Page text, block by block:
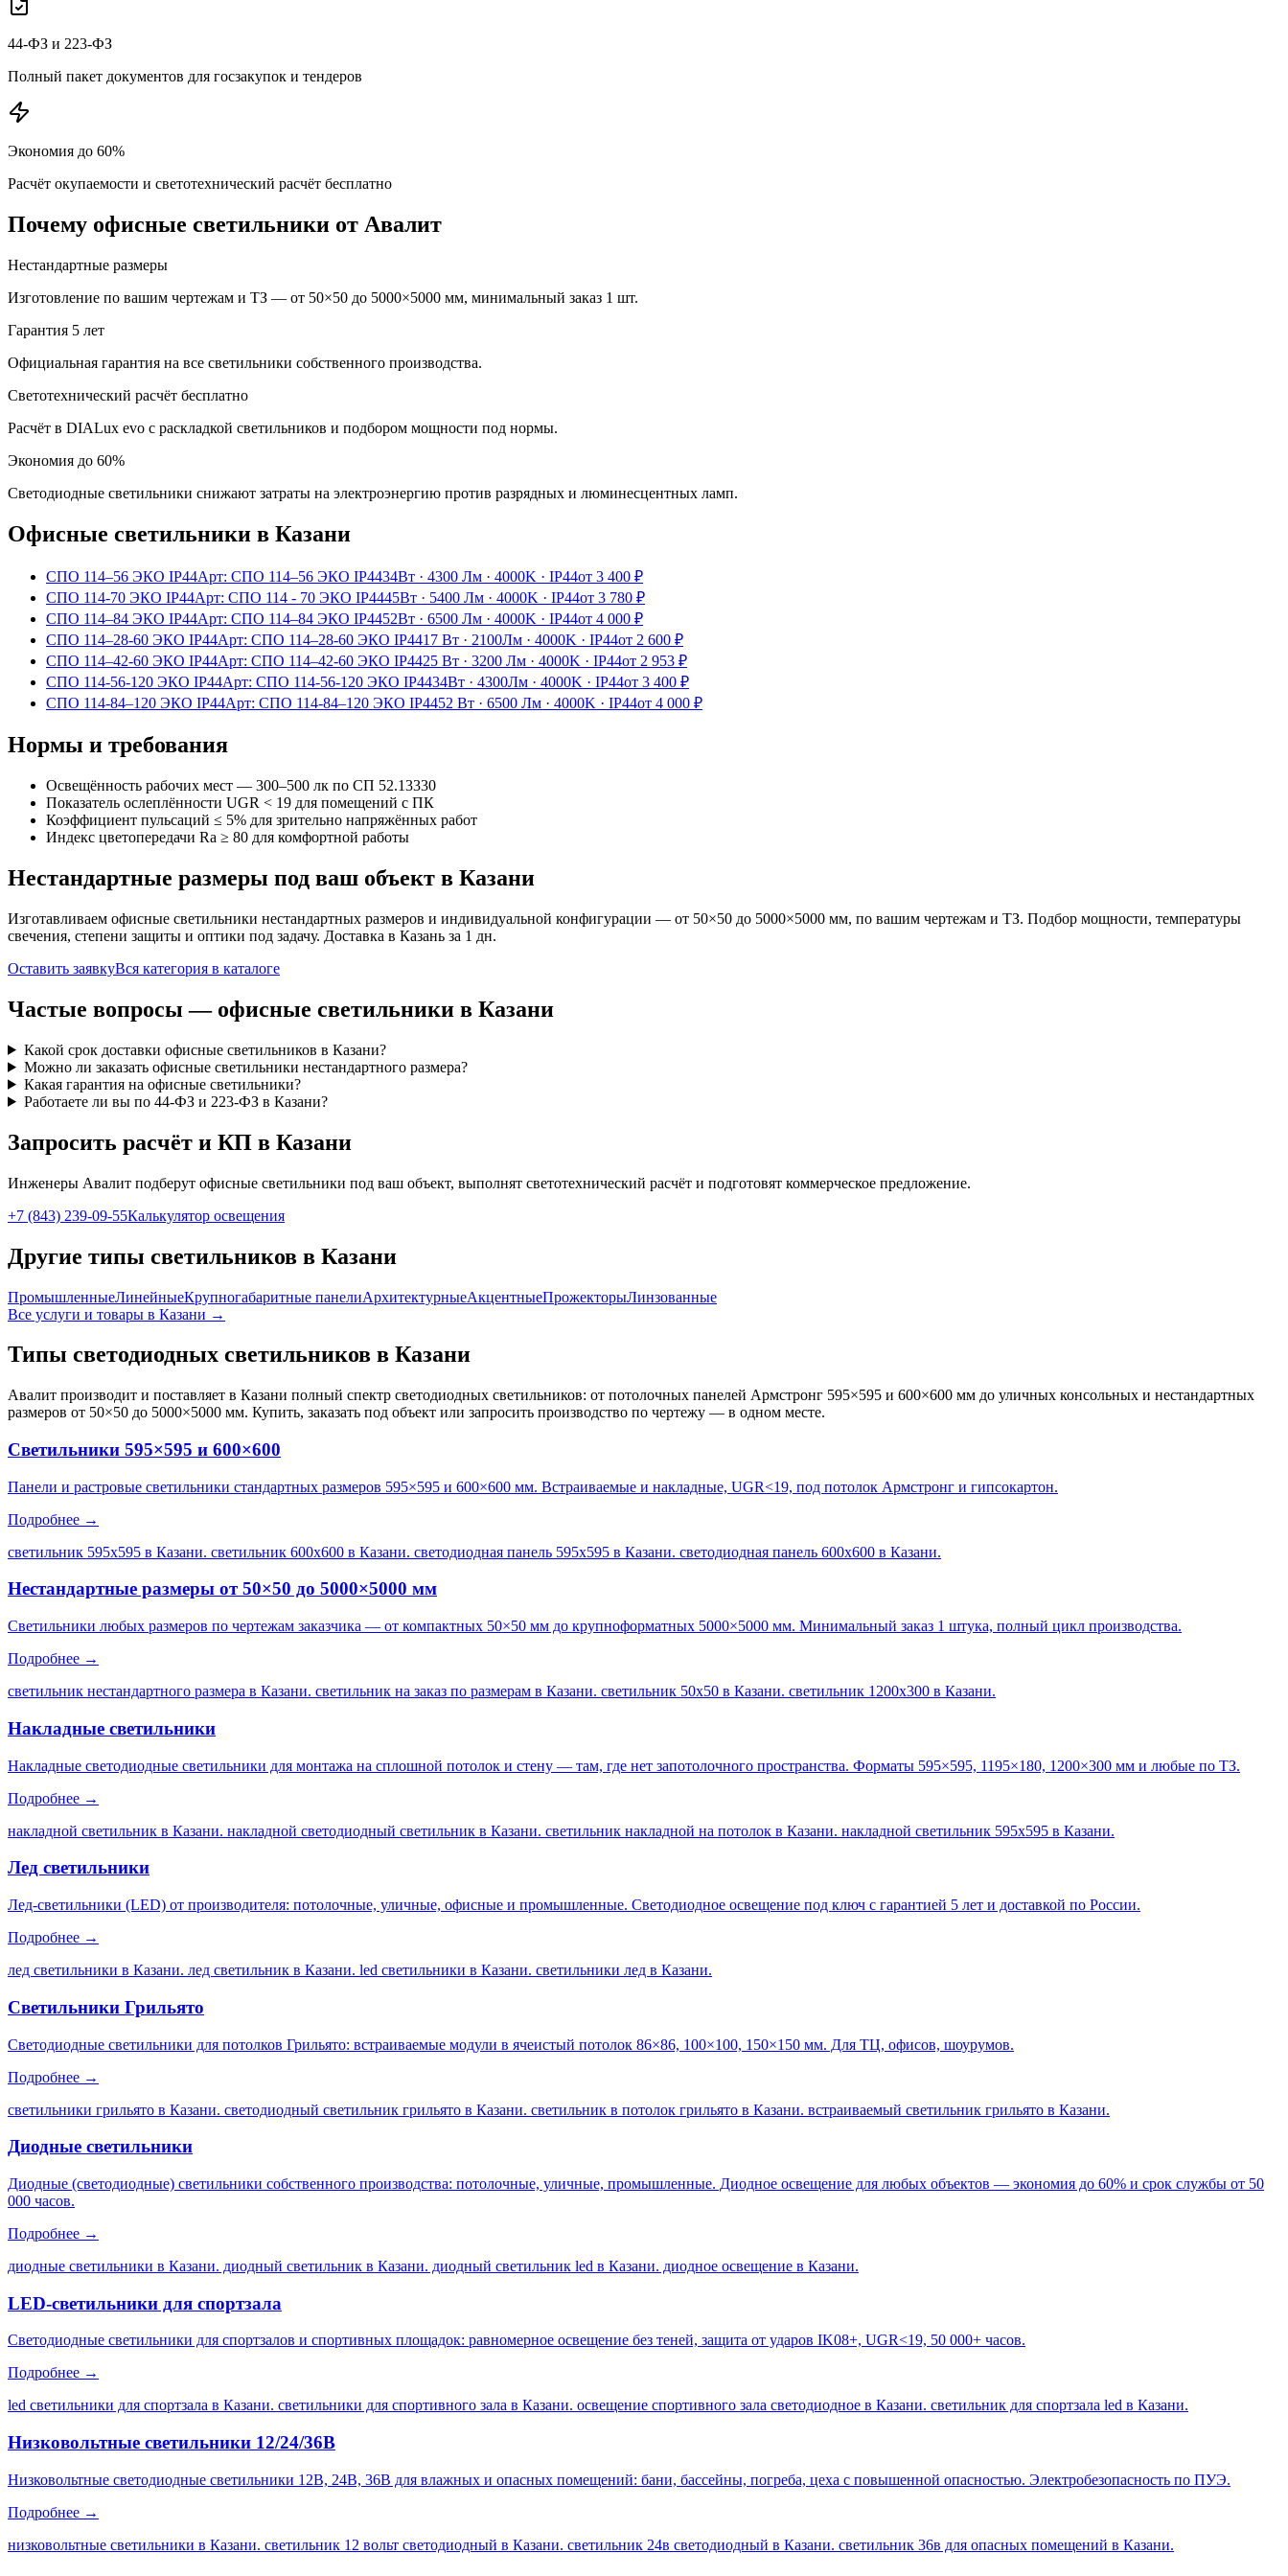
44-ФЗ и 223-ФЗ
Полный пакет документов для госзакупок и тендеров
Экономия до 60%
Расчёт окупаемости и светотехнический расчёт бесплатно
Почему офисные светильники от Авалит
Нестандартные размеры
Изготовление по вашим чертежам и ТЗ — от 50×50 до 5000×5000 мм, минимальный заказ 1 шт.
Гарантия 5 лет
Официальная гарантия на все светильники собственного производства.
Светотехнический расчёт бесплатно
Расчёт в DIALux evo с раскладкой светильников и подбором мощности под нормы.
Экономия до 60%
Светодиодные светильники снижают затраты на электроэнергию против разрядных и люминесцентных ламп.
Офисные светильники в Казани
СПО 114–56 ЭКО IP44Арт: СПО 114–56 ЭКО IP4434Вт · 4300 Лм · 4000K · IP44от 3 400 ₽
СПО 114-70 ЭКО IP44Арт: СПО 114 - 70 ЭКО IP4445Вт · 5400 Лм · 4000K · IP44от 3 780 ₽
СПО 114–84 ЭКО IP44Арт: СПО 114–84 ЭКО IP4452Вт · 6500 Лм · 4000K · IP44от 4 000 ₽
СПО 114–28-60 ЭКО IP44Арт: СПО 114–28-60 ЭКО IP4417 Вт · 2100Лм · 4000K · IP44от 2 600 ₽
СПО 114–42-60 ЭКО IP44Арт: СПО 114–42-60 ЭКО IP4425 Вт · 3200 Лм · 4000K · IP44от 2 953 ₽
СПО 114-56-120 ЭКО IP44Арт: СПО 114-56-120 ЭКО IP4434Вт · 4300Лм · 4000K · IP44от 3 400 ₽
СПО 114-84–120 ЭКО IP44Арт: СПО 114-84–120 ЭКО IP4452 Вт · 6500 Лм · 4000K · IP44от 4 000 ₽
Нормы и требования
Освещённость рабочих мест — 300–500 лк по СП 52.13330
Показатель ослеплённости UGR < 19 для помещений с ПК
Коэффициент пульсаций ≤ 5% для зрительно напряжённых работ
Индекс цветопередачи Ra ≥ 80 для комфортной работы
Нестандартные размеры под ваш объект в Казани
Изготавливаем офисные светильники нестандартных размеров и индивидуальной конфигурации — от 50×50 до 5000×5000 мм, по вашим чертежам и ТЗ. Подбор мощности, температуры
свечения, степени защиты и оптики под задачу. Доставка в Казань за 1 дн.
Оставить заявкуВся категория в каталоге
Частые вопросы — офисные светильники в Казани
Какой срок доставки офисные светильников в Казани?
Можно ли заказать офисные светильники нестандартного размера?
Какая гарантия на офисные светильники?
Работаете ли вы по 44-ФЗ и 223-ФЗ в Казани?
Запросить расчёт и КП в Казани
Инженеры Авалит подберут офисные светильники под ваш объект, выполнят светотехнический расчёт и подготовят коммерческое предложение.
+7 (843) 239-09-55Калькулятор освещения
Другие типы светильников в Казани
ПромышленныеЛинейныеКрупногабаритные панелиАрхитектурныеАкцентныеПрожекторыЛинзованные
Все услуги и товары в Казани →
Типы светодиодных светильников в Казани
Авалит производит и поставляет в Казани полный спектр светодиодных светильников: от потолочных панелей Армстронг 595×595 и 600×600 мм до уличных консольных и нестандартных
размеров от 50×50 до 5000×5000 мм. Купить, заказать под объект или запросить производство по чертежу — в одном месте.
Светильники 595×595 и 600×600
Панели и растровые светильники стандартных размеров 595×595 и 600×600 мм. Встраиваемые и накладные, UGR<19, под потолок Армстронг и гипсокартон.
Подробнее →
светильник 595х595 в Казани. светильник 600х600 в Казани. светодиодная панель 595х595 в Казани. светодиодная панель 600х600 в Казани.
Нестандартные размеры от 50×50 до 5000×5000 мм
Светильники любых размеров по чертежам заказчика — от компактных 50×50 мм до крупноформатных 5000×5000 мм. Минимальный заказ 1 штука, полный цикл производства.
Подробнее →
светильник нестандартного размера в Казани. светильник на заказ по размерам в Казани. светильник 50х50 в Казани. светильник 1200х300 в Казани.
Накладные светильники
Накладные светодиодные светильники для монтажа на сплошной потолок и стену — там, где нет запотолочного пространства. Форматы 595×595, 1195×180, 1200×300 мм и любые по ТЗ.
Подробнее →
накладной светильник в Казани. накладной светодиодный светильник в Казани. светильник накладной на потолок в Казани. накладной светильник 595х595 в Казани.
Лед светильники
Лед-светильники (LED) от производителя: потолочные, уличные, офисные и промышленные. Светодиодное освещение под ключ с гарантией 5 лет и доставкой по России.
Подробнее →
лед светильники в Казани. лед светильник в Казани. led светильники в Казани. светильники лед в Казани.
Светильники Грильято
Светодиодные светильники для потолков Грильято: встраиваемые модули в ячеистый потолок 86×86, 100×100, 150×150 мм. Для ТЦ, офисов, шоурумов.
Подробнее →
светильники грильято в Казани. светодиодный светильник грильято в Казани. светильник в потолок грильято в Казани. встраиваемый светильник грильято в Казани.
Диодные светильники
Диодные (светодиодные) светильники собственного производства: потолочные, уличные, промышленные. Диодное освещение для любых объектов — экономия до 60% и срок службы от 50
000 часов.
Подробнее →
диодные светильники в Казани. диодный светильник в Казани. диодный светильник led в Казани. диодное освещение в Казани.
LED-светильники для спортзала
Светодиодные светильники для спортзалов и спортивных площадок: равномерное освещение без теней, защита от ударов IK08+, UGR<19, 50 000+ часов.
Подробнее →
led светильники для спортзала в Казани. светильники для спортивного зала в Казани. освещение спортивного зала светодиодное в Казани. светильник для спортзала led в Казани.
Низковольтные светильники 12/24/36В
Низковольтные светодиодные светильники 12В, 24В, 36В для влажных и опасных помещений: бани, бассейны, погреба, цеха с повышенной опасностью. Электробезопасность по ПУЭ.
Подробнее →
низковольтные светильники в Казани. светильник 12 вольт светодиодный в Казани. светильник 24в светодиодный в Казани. светильник 36в для опасных помещений в Казани.